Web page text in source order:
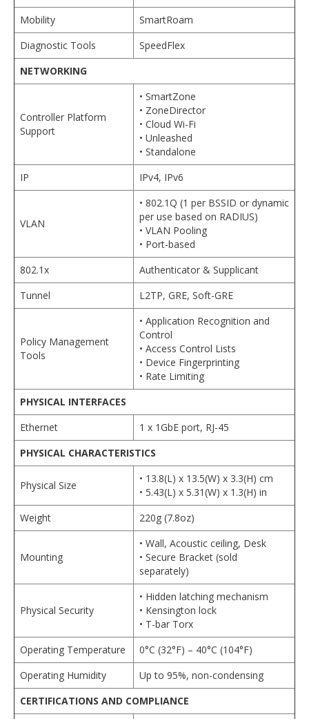
Mobility
SmartRoam
Diagnostic Tools
SpeedFlex
NETWORKING
Controller Platform
Support
• SmartZone
• ZoneDirector
• Cloud Wi-Fi
• Unleashed
• Standalone
IP
IPv4, IPv6
VLAN
• 802.1Q (1 per BSSID or dynamic
per use based on RADIUS)
• VLAN Pooling
• Port-based
802.1x
Authenticator & Supplicant
Tunnel
L2TP, GRE, Soft-GRE
Policy Management
Tools
• Application Recognition and
Control
• Access Control Lists
• Device Fingerprinting
• Rate Limiting
PHYSICAL INTERFACES
Ethernet
1 x 1GbE port, RJ-45
PHYSICAL CHARACTERISTICS
Physical Size
• 13.8(L) x 13.5(W) x 3.3(H) cm
• 5.43(L) x 5.31(W) x 1.3(H) in
Weight
220g (7.8oz)
Mounting
• Wall, Acoustic ceiling, Desk
• Secure Bracket (sold
separately)
Physical Security
• Hidden latching mechanism
• Kensington lock
• T-bar Torx
Operating Temperature
0°C (32°F) – 40°C (104°F)
Operating Humidity
Up to 95%, non-condensing
CERTIFICATIONS AND COMPLIANCE